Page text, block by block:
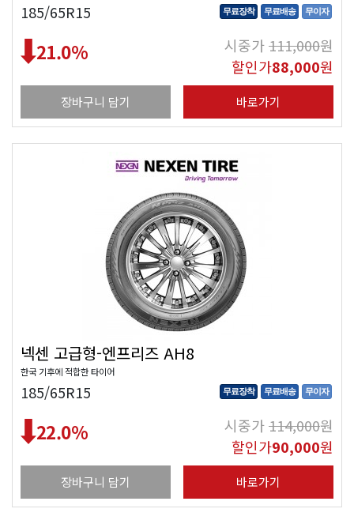
185/65R15 무료장착 무료배송 무이자
21.0% 시중가111,000원
할인가88,000원
장바구니 담기 바로가기
넥센 고급형-엔프리즈 AH8
한국 기후에 적합한 타이어
185/65R15 무료장착 무료배송 무이자
22.0% 시중가114,000원
할인가90,000원
장바구니 담기 바로가기